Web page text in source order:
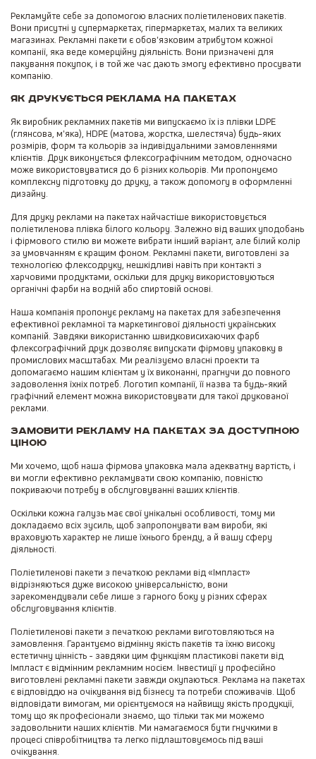
Рекламуйте себе за допомогою власних поліетиленових пакетів.
Вони присутні у супермаркетах, гіпермаркетах, малих та великих
магазинах. Рекламні пакети є обов'язковим атрибутом кожної
компанії, яка веде комерційну діяльність. Вони призначені для
пакування покупок, і в той же час дають змогу ефективно просувати
компанію.
Як друкується реклама на пакетах
Як виробник рекламних пакетів ми випускаємо їх із плівки LDPE
(глянсова, м'яка), HDPE (матова, жорстка, шелестяча) будь-яких
розмірів, форм та кольорів за індивідуальними замовленнями
клієнтів. Друк виконується флексографічним методом, одночасно
може використовуватися до 6 різних кольорів. Ми пропонуємо
комплексну підготовку до друку, а також допомогу в оформленні
дизайну.
Для друку реклами на пакетах найчастіше використовується
поліетиленова плівка білого кольору. Залежно від ваших уподобань
і фірмового стилю ви можете вибрати інший варіант, але білий колір
за умовчанням є кращим фоном. Рекламні пакети, виготовлені за
технологією флексодруку, нешкідливі навіть при контакті з
харчовими продуктами, оскільки для друку використовуються
органічні фарби на водній або спиртовій основі.
Наша компанія пропонує рекламу на пакетах для забезпечення
ефективної рекламної та маркетингової діяльності українських
компаній. Завдяки використанню швидковисихаючих фарб
флексографічний друк дозволяє випускати фірмову упаковку в
промислових масштабах. Ми реалізуємо власні проекти та
допомагаємо нашим клієнтам у їх виконанні, прагнучи до повного
задоволення їхніх потреб. Логотип компанії, її назва та будь-який
графічний елемент можна використовувати для такої друкованої
реклами.
Замовити рекламу на пакетах за доступною
ціною
Ми хочемо, щоб наша фірмова упаковка мала адекватну вартість, і
ви могли ефективно рекламувати свою компанію, повністю
покриваючи потребу в обслуговуванні ваших клієнтів.
Оскільки кожна галузь має свої унікальні особливості, тому ми
докладаємо всіх зусиль, щоб запропонувати вам вироби, які
враховують характер не лише їхнього бренду, а й вашу сферу
діяльності.
Поліетиленові пакети з печаткою реклами від «Імпласт»
відрізняються дуже високою універсальністю, вони
зарекомендували себе лише з гарного боку у різних сферах
обслуговування клієнтів.
Поліетиленові пакети з печаткою реклами виготовляються на
замовлення. Гарантуємо відмінну якість пакетів та їхню високу
естетичну цінність - завдяки цим функціям пластикові пакети від
Імпласт є відмінним рекламним носієм. Інвестиції у професійно
виготовлені рекламні пакети завжди окупаються. Реклама на пакетах
є відповіддю на очікування від бізнесу та потреби споживачів. Щоб
відповідати вимогам, ми орієнтуємося на найвищу якість продукції,
тому що як професіонали знаємо, що тільки так ми можемо
задовольнити наших клієнтів. Ми намагаємося бути гнучкими в
процесі співробітництва та легко підлаштовуємось під ваші
очікування.